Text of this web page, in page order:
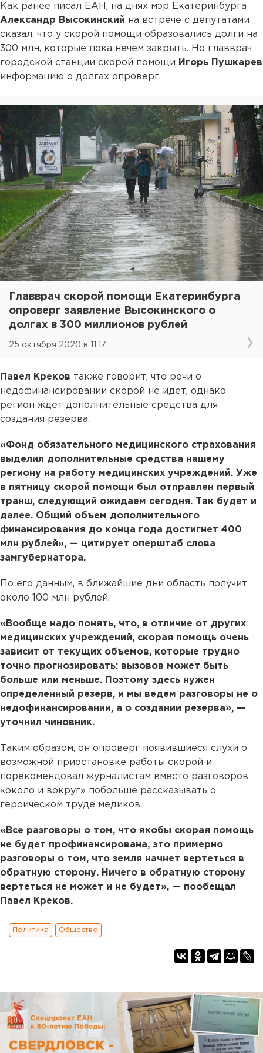
Как ранее писал ЕАН, на днях мэр Екатеринбурга
Александр Высокинский на встрече с депутатами
сказал, что у скорой помощи образовались долги на
300 млн, которые пока нечем закрыть. Но главврач
городской станции скорой помощи Игорь Пушкарев
информацию о долгах опроверг.
Главврач скорой помощи Екатеринбурга
опроверг заявление Высокинского о
долгах в 300 миллионов рублей
25 октября 2020 в 11:17
Павел Креков также говорит, что речи о
недофинансировании скорой не идет, однако
регион ждет дополнительные средства для
создания резерва.
«Фонд обязательного медицинского страхования
выделил дополнительные средства нашему
региону на работу медицинских учреждений. Уже
в пятницу скорой помощи был отправлен первый
транш, следующий ожидаем сегодня. Так будет и
далее. Общий объем дополнительного
финансирования до конца года достигнет 400
млн рублей», — цитирует оперштаб слова
замгубернатора.
По его данным, в ближайшие дни область получит
около 100 млн рублей.
«Вообще надо понять, что, в отличие от других
медицинских учреждений, скорая помощь очень
зависит от текущих объемов, которые трудно
точно прогнозировать: вызовов может быть
больше или меньше. Поэтому здесь нужен
определенный резерв, и мы ведем разговоры не о
недофинансировании, а о создании резерва», —
уточнил чиновник.
Таким образом, он опроверг появившиеся слухи о
возможной приостановке работы скорой и
порекомендовал журналистам вместо разговоров
«около и вокруг» побольше рассказывать о
героическом труде медиков.
«Все разговоры о том, что якобы скорая помощь
не будет профинансирована, это примерно
разговоры о том, что земля начнет вертеться в
обратную сторону. Ничего в обратную сторону
вертеться не может и не будет», — пообещал
Павел Креков.
Политика Общество